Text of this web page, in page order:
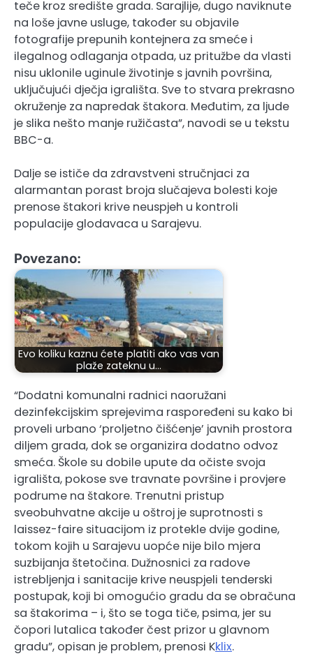
teče kroz središte grada. Sarajlije, dugo naviknute
na loše javne usluge, također su objavile
fotografije prepunih kontejnera za smeće i
ilegalnog odlaganja otpada, uz pritužbe da vlasti
nisu uklonile uginule životinje s javnih površina,
uključujući dječja igrališta. Sve to stvara prekrasno
okruženje za napredak štakora. Međutim, za ljude
je slika nešto manje ružičasta”, navodi se u tekstu
BBC-a.
Dalje se ističe da zdravstveni stručnjaci za
alarmantan porast broja slučajeva bolesti koje
prenose štakori krive neuspjeh u kontroli
populacije glodavaca u Sarajevu.
Povezano:
Evo koliku kaznu ćete platiti ako vas van
plaže zateknu u…
“Dodatni komunalni radnici naoružani
dezinfekcijskim sprejevima raspoređeni su kako bi
proveli urbano ‘proljetno čišćenje’ javnih prostora
diljem grada, dok se organizira dodatno odvoz
smeća. Škole su dobile upute da očiste svoja
igrališta, pokose sve travnate površine i provjere
podrume na štakore. Trenutni pristup
sveobuhvatne akcije u oštroj je suprotnosti s
laissez-faire situacijom iz protekle dvije godine,
tokom kojih u Sarajevu uopće nije bilo mjera
suzbijanja štetočina. Dužnosnici za radove
istrebljenja i sanitacije krive neuspjeli tenderski
postupak, koji bi omogućio gradu da se obračuna
sa štakorima – i, što se toga tiče, psima, jer su
čopori lutalica također čest prizor u glavnom
gradu”, opisan je problem, prenosi Kklix.